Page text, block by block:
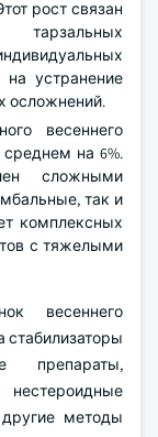
рост связан
на устранение
осложнений.
весеннего
среднем на 6%.
сложными
так и
комплексных
с тяжелыми
весеннего
стабилизаторы
препараты,
методы